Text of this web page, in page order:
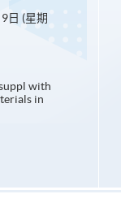
日 (星期
with
in